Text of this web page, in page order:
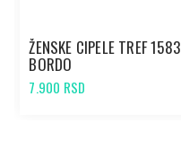
ŽENSKE CIPELE TREF 1583
BORDO
7.900 RSD